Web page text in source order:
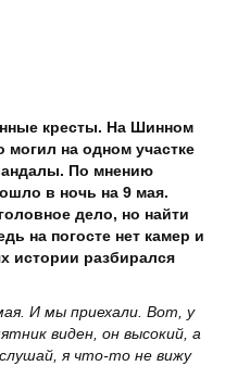
кресты. На Шинном
могил на одном участке
По мнению
в ночь на 9 мая.
дело, но найти
на погосте нет камер и
истории разбирался
И мы приехали. Вот, у
виден, он высокий, а
я что-то не вижу